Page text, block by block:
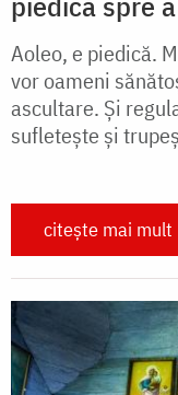
Aoleo, e piedică.
vor oameni
ascultare. Și
sufletește și
citește mai mult